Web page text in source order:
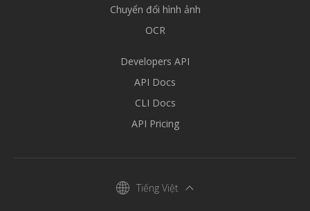
Chuyển đổi hình ảnh
OCR
Developers API
API Docs
CLI Docs
API Pricing
Tiếng Việt